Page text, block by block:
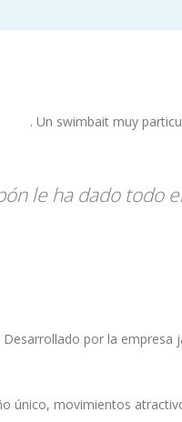
. Un swimbait muy
le ha dado todo
por la
único, movimientos